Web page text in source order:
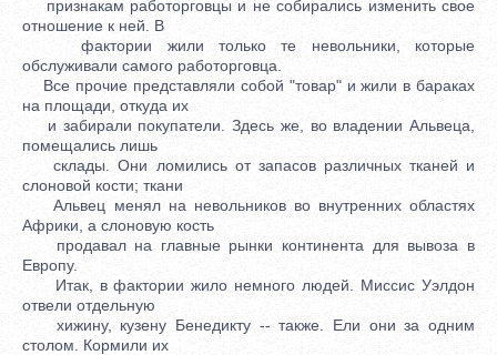
признакам работорговцы и не собирались изменить свое
отношение к ней. В
фактории жили только те невольники, которые
обслуживали самого работорговца.
Все прочие представляли собой "товар" и жили в бараках
на площади, откуда их
и забирали покупатели. Здесь же, во владении Альвеца,
помещались лишь
склады. Они ломились от запасов различных тканей и
слоновой кости; ткани
Альвец менял на невольников во внутренних областях
Африки, а слоновую кость
продавал на главные рынки континента для вывоза в
Европу.
Итак, в фактории жило немного людей. Миссис Уэлдон
отвели отдельную
хижину, кузену Бенедикту -- также. Ели они за одним
столом. Кормили их